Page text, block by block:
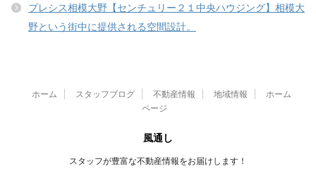
プレシス相模大野【センチュリー２１中央ハウジング】相模大
野という街中に提供される空間設計。
ホーム スタッフブログ 不動産情報 地域情報
ホーム
ページ
風通し
スタッフが豊富な不動産情報をお届けします！